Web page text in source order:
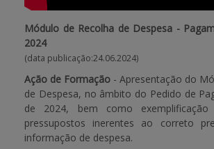
Módulo de Recolha de Despesa -
2024
(data publicação:24.06.2024)
Ação de Formação - Apresentação do
de Despesa, no âmbito do Pedido de
de 2024, bem como exemplificação
pressupostos inerentes ao correto
informação de despesa.